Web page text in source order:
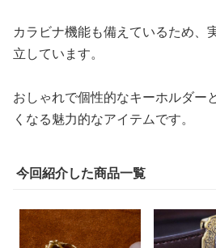
カラビナ機能も備えているため、
立しています。
おしゃれで個性的なキーホルダー
くなる魅力的なアイテムです。
今回紹介した商品一覧